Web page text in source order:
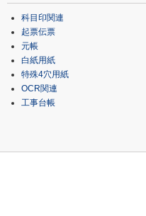
科目印関連
起票伝票
元帳
白紙用紙
特殊4穴用紙
OCR関連
工事台帳